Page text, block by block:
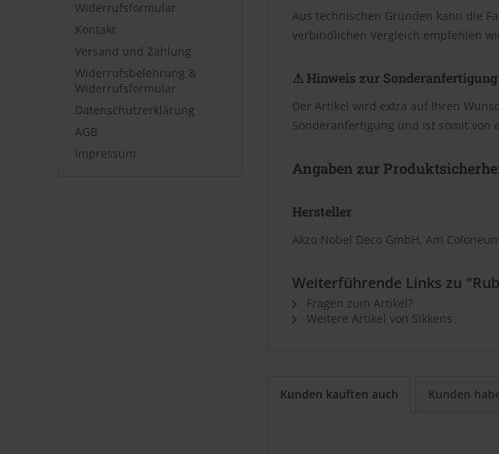
Widerrufsformular
Kontakt
Versand und Zahlung
Widerrufsbelehrung &
Widerrufsformular
Datenschutzerklärung
AGB
Impressum
Aus technischen Gründen kann die
verbindlichen Vergleich empfehlen
⚠ Hinweis zur Sonderanfertigung
Der Artikel wird extra auf Ihren
Sonderanfertigung und ist somit von
Angaben zur
Hersteller
Akzo Nobel Deco GmbH, Am
Weiterführende Links zu
Fragen zum Artikel?
Weitere Artikel von Sikkens
Kunden kauften auch Kunden